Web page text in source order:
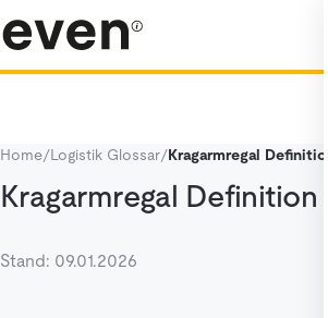
Home/Logistik Glossar/Kragarmregal Definition
Kragarmregal Definition
Stand: 09.01.2026